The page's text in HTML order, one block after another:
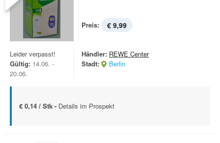
Preis: € 9,99
Leider verpasst!
Gültig: 14.06. -
20.06.
Händler: REWE Center
Stadt:
Berlin
€ 0,14 / Stk - Details im Prospekt